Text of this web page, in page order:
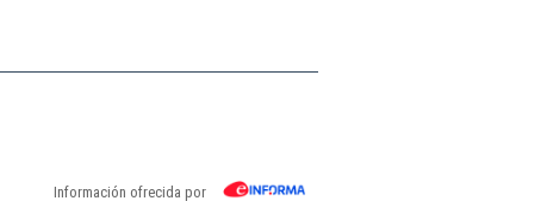
Información ofrecida por